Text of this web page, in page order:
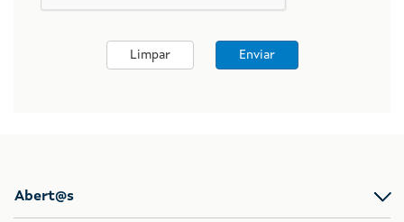
Limpar Enviar
Abert@s